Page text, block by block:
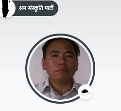
श्रम संस्कृति पार्टी